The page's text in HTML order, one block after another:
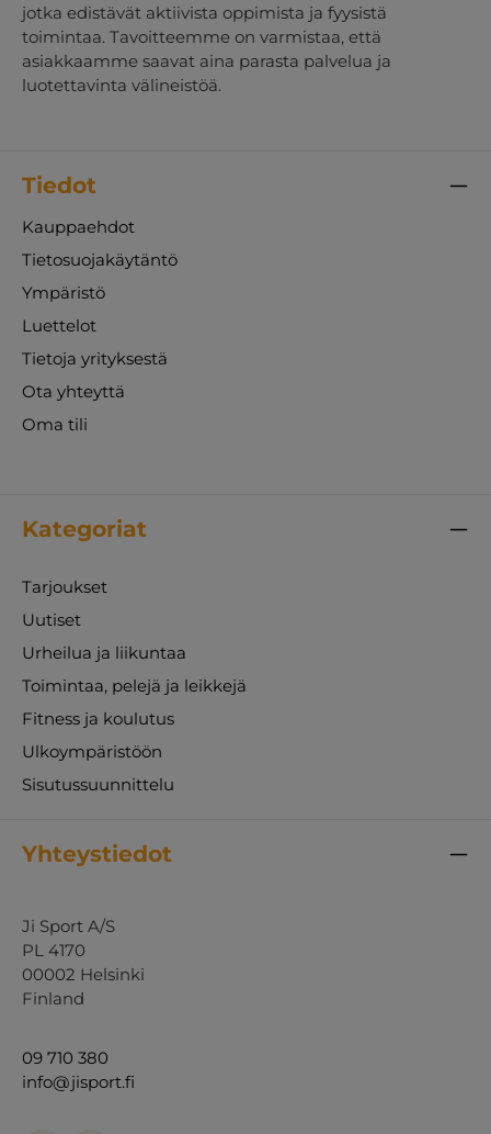
jotka edistävät aktiivista oppimista ja fyysistä
toimintaa. Tavoitteemme on varmistaa, että
asiakkaamme saavat aina parasta palvelua ja
luotettavinta välineistöä.
Tiedot
Kauppaehdot
Tietosuojakäytäntö
Ympäristö
Luettelot
Tietoja yrityksestä
Ota yhteyttä
Oma tili
Kategoriat
Tarjoukset
Uutiset
Urheilua ja liikuntaa
Toimintaa, pelejä ja leikkejä
Fitness ja koulutus
Ulkoympäristöön
Sisutussuunnittelu
Yhteystiedot
Ji Sport A/S
PL 4170
00002 Helsinki
Finland
09 710 380
info@jisport.fi